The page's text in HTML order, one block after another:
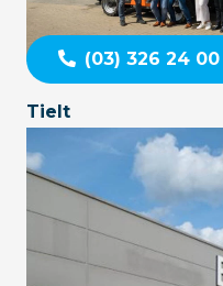
(03) 326 24 00
Tielt